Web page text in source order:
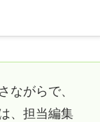
ながらで、
、担当編集